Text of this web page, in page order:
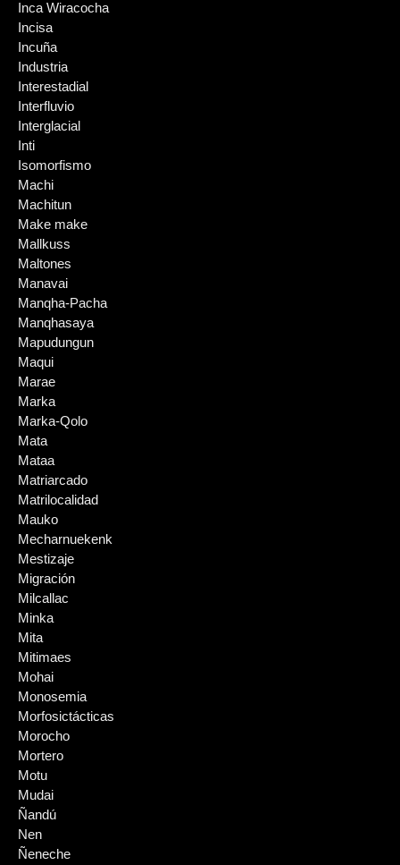
Inca Wiracocha
Incisa
Incuña
Industria
Interestadial
Interfluvio
Interglacial
Inti
Isomorfismo
Machi
Machitun
Make make
Mallkuss
Maltones
Manavai
Manqha-Pacha
Manqhasaya
Mapudungun
Maqui
Marae
Marka
Marka-Qolo
Mata
Mataa
Matriarcado
Matrilocalidad
Mauko
Mecharnuekenk
Mestizaje
Migración
Milcallac
Minka
Mita
Mitimaes
Mohai
Monosemia
Morfosictácticas
Morocho
Mortero
Motu
Mudai
Ñandú
Nen
Ñeneche